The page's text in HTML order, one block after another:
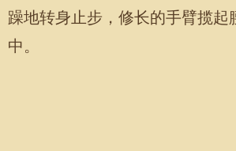
躁地转身止步，修长的手臂揽起
中。